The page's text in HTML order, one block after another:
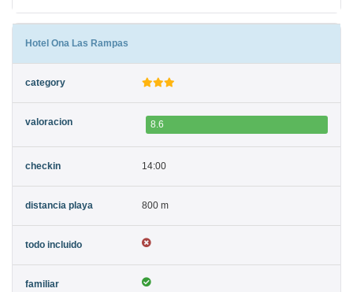
Hotel Ona Las Rampas
8.6
14:00
800 m